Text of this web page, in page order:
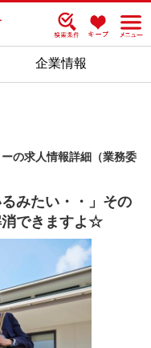
企業情報
の求人情報詳細（業務委
みたい・・」その
消できますよ☆